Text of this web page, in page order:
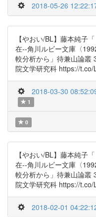
2018-05-26
【やおい/BL】藤本純子
在--角川ルビー文庫〈
較分析から」待兼山論叢
院文学研究科 https://t.co/
2018-03-30
1
0
【やおい/BL】藤本純子
在--角川ルビー文庫〈
較分析から」待兼山論叢
院文学研究科 https://t.co/
2018-02-01